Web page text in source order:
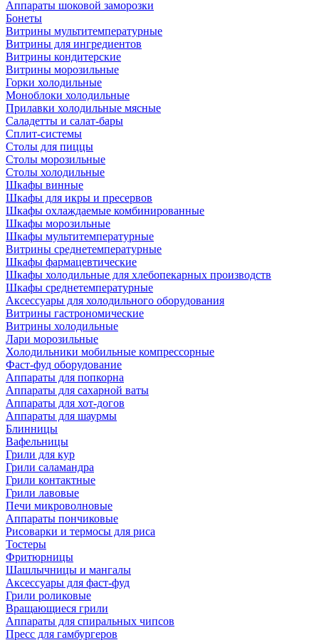
Аппараты шоковой заморозки
Бонеты
Витрины мультитемпературные
Витрины для ингредиентов
Витрины кондитерские
Витрины морозильные
Горки холодильные
Моноблоки холодильные
Прилавки холодильные мясные
Саладетты и салат-бары
Сплит-системы
Столы для пиццы
Столы морозильные
Столы холодильные
Шкафы винные
Шкафы для икры и пресервов
Шкафы охлаждаемые комбинированные
Шкафы морозильные
Шкафы мультитемпературные
Витрины среднетемпературные
Шкафы фармацевтические
Шкафы холодильные для хлебопекарных производств
Шкафы среднетемпературные
Аксессуары для холодильного оборудования
Витрины гастрономические
Витрины холодильные
Лари морозильные
Холодильники мобильные компрессорные
Фаст-фуд оборудование
Аппараты для попкорна
Аппараты для сахарной ваты
Аппараты для хот-догов
Аппараты для шаурмы
Блинницы
Вафельницы
Грили для кур
Грили саламандра
Грили контактные
Грили лавовые
Печи микроволновые
Аппараты пончиковые
Рисоварки и термосы для риса
Тостеры
Фритюрницы
Шашлычницы и мангалы
Аксессуары для фаст-фуд
Грили роликовые
Вращающиеся грили
Аппараты для спиральных чипсов
Пресс для гамбургеров